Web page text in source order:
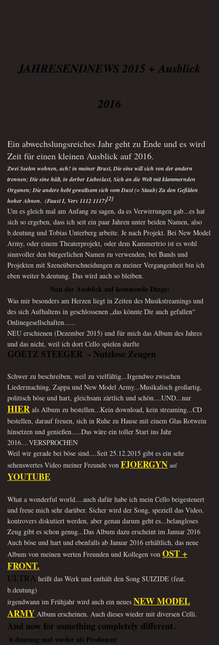
JAHRESENDNEWS 2015 + Ausblick
2016
Ein abwechslungsreiches Jahr geht zu Ende und es wird
Zeit für einen kleinen Ausblick auf 2016.
Zwei Seelen wohnen, ach! in meiner Brust, Die eine will sich von der andern
trennen; Die eine hält, in derber Liebeslust, Sich an die Welt mit klammernden
Organen; Die andere hebt gewaltsam sich vom Dust (= Staub) Zu den Gefilden
hoher Ahnen. (Faust I, Vers 1112 1117)[2]
Um es gleich mal am Anfang zu sagen, da es Verwirrungen gab...es hat
sich so ergeben, dass ich seit ein paar Jahren unter beiden Namen, also
b.deutung und Tobias Unterberg arbeite. Je nach Projekt. Bei New Model
Army, oder einem Theaterprojekt, oder dem Kammertrio ist es wohl
sinnvoller den bürgerlichen Namen zu verwenden, bei Bands und
Projekten mit Szeneüberschneidungen zu meiner Vergangenheit bin ich
eben weiter b.deutung. Das wird auch so bleiben.
Nun der Ausblick auf kommende Dinge:
Was mir besonders am Herzen liegt in Zeiten des Musikstreamings und
des sich Aufhaltens in geschlossenen „das könnte Dir auch gefallen“
Onlinegesellschaften......
NEU erschienen (Dezember 2015) und für mich das Album des Jahres
und das nicht, weil ich dort Cello spielen durfte
GOETZ STEEGER - Nutzlose Zeugen
Schwer zu beschreiben, weil zu vielfältig...Irgendwo zwischen
Liedermaching, Zappa und New Model Army...Musikalisch großartig,
politisch böse und hart, gleichsam zärtlich und schön....UND...nur
HIER als Album zu bestellen...Kein download, kein streaming...CD
bestellen, darauf freuen, sich in Ruhe zu Hause mit einem Glas Rotwein
hinsetzen und genießen.....Das wäre ein toller Start ins Jahr
2016....VERSPROCHEN
Weil wir gerade bei böse sind....Seit 25.12.2015 gibt es ein sehr
sehenswertes Video meiner Freunde von FJOERGYN auf
YOUTUBE
What a wonderful world....auch dafür habe ich mein Cello beigesteuert
und freue mich sehr darüber. Sicher wird der Song, speziell das Video,
kontrovers diskutiert werden, aber genau darum geht es...belangloses
Zeug gibt es schon genug...Das Album dazu erscheint im Januar 2016
Auch böse und hart und ebenfalls ab Januar 2016 erhältlich, das neue
Album von meinen werten Freunden und Kollegen von OST +
FRONT.
ULTRA heißt das Werk und enthält den Song SUIZIDE (feat.
b.deutung)
irgendwann im Frühjahr wird auch ein neues NEW MODEL
ARMY Album erscheinen. Auch dieses wieder mit diversen Celli.
And now for something completely different -
b.deutung mal wieder als Produzent